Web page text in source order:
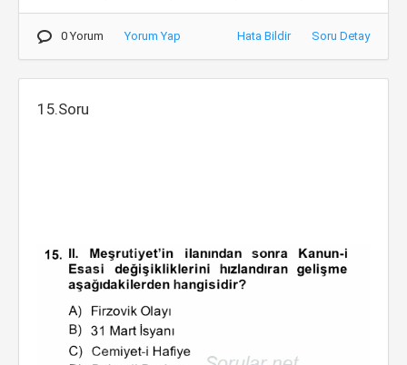
0 Yorum Yorum Yap Hata Bildir Soru Detay
15.Soru